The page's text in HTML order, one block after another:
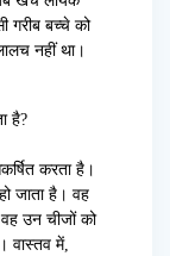
गरीब बच्चे को
नहीं था।
है?
करता है।
जाता है। वह
उन चीजों को
वास्तव में,